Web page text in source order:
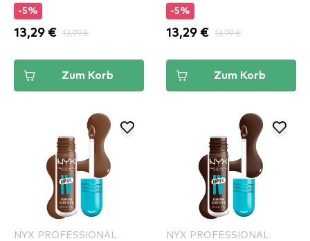
-5%
13,29 € 13,99 €
Zum Korb
-5%
13,29 € 13,99 €
Zum Korb
NYX PROFESSIONAL
NYX PROFESSIONAL